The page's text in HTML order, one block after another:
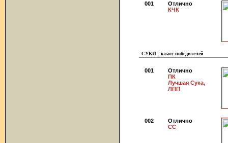
001
Отлично
КЧК
СУКИ - класс победителей
001
Отлично
ПК
Лучшая Сука,
ЛПП
002
Отлично
СС